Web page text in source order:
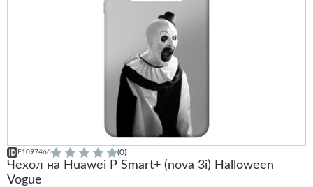
F1097466 (0)
Чехол на Huawei P Smart+ (nova 3i) Halloween
Vogue